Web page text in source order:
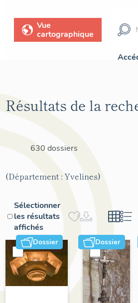
Vue
cartographique
Résultats de la
630 dossiers
(Département : Yvelines)
Sélectionner
les résultats
affichés
Dossier Dossier